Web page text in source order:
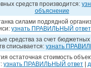
средств производится:
объяснение
силами подрядной
узнать ПРАВИЛЬНЫЙ ответ
средства за счет
списывается: узнать
остаточная стоимость
узнать ПРАВИЛЬНЫЙ ответ